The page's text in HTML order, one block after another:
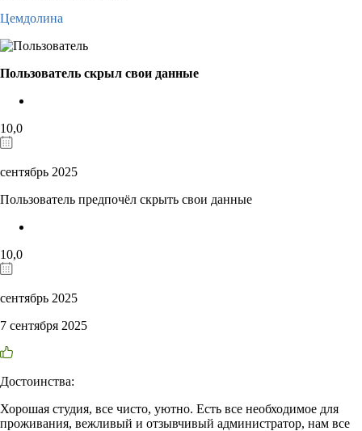
Цемдолина
Пользователь скрыл свои данные
10,0
сентябрь 2025
Пользователь предпочёл скрыть свои данные
10,0
сентябрь 2025
7 сентября 2025
Достоинства:
Хорошая студия, все чисто, уютно. Есть все необходимое для
проживания, вежливый и отзывчивый администратор, нам все